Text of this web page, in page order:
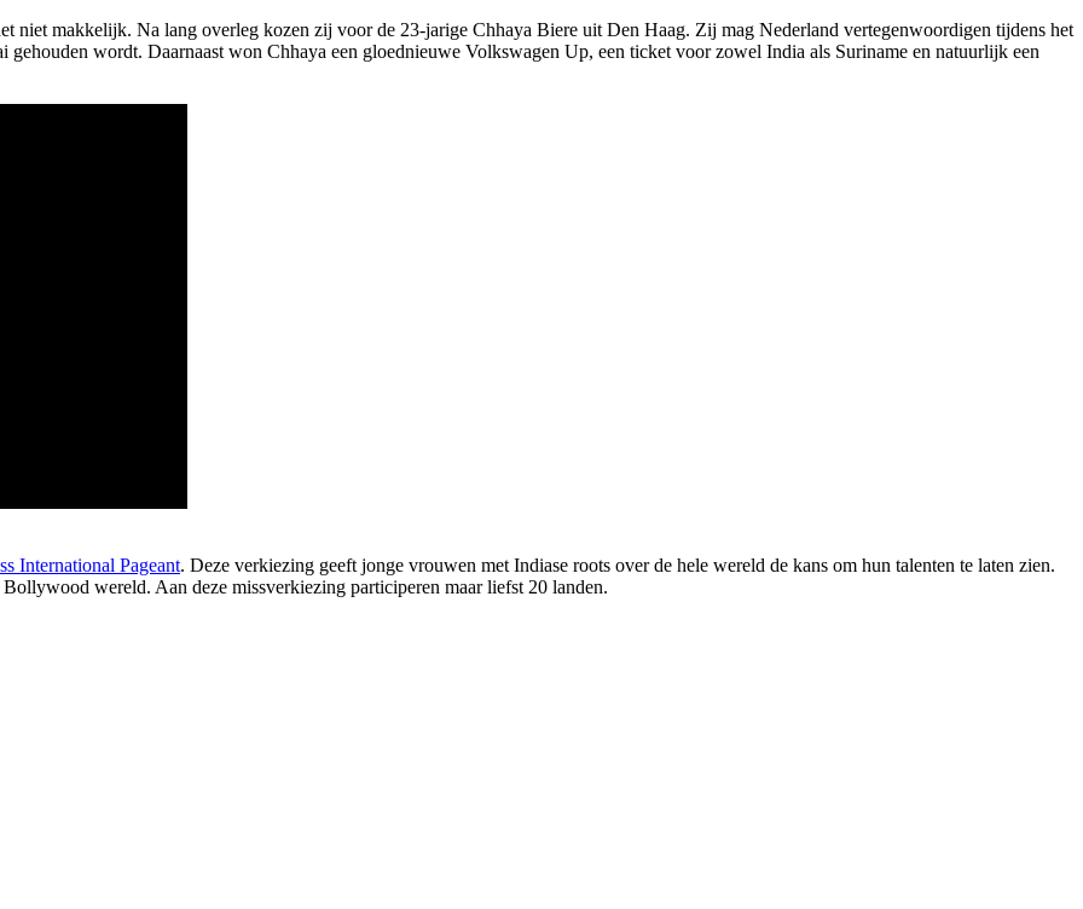
niet makkelijk. Na lang overleg kozen zij voor de 23-jarige Chhaya Biere uit Den Haag. Zij mag Nederland vertegenwoordigen tijdens het
wordt. Daarnaast won Chhaya een gloednieuwe Volkswagen Up, een ticket voor zowel India als Suriname en natuurlijk een
International Pageant. Deze verkiezing geeft jonge vrouwen met Indiase roots over de hele wereld de kans om hun talenten te laten zien.
wereld. Aan deze missverkiezing participeren maar liefst 20 landen.